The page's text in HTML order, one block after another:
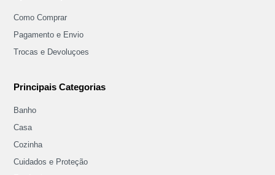
Como Comprar
Pagamento e Envio
Trocas e Devoluçoes
Principais Categorias
Banho
Casa
Cozinha
Cuidados e Proteção